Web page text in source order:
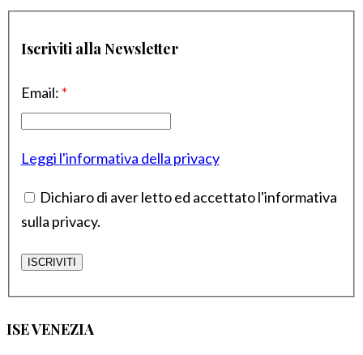
Iscriviti alla Newsletter
Email: *
Leggi l'informativa della privacy
Dichiaro di aver letto ed accettato l'informativa
sulla privacy.
ISE VENEZIA